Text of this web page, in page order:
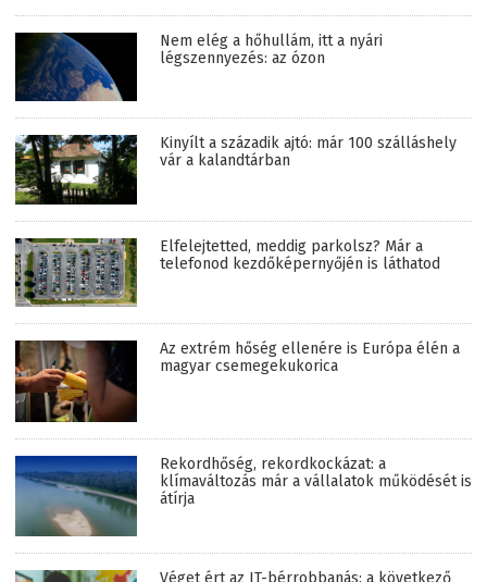
Nem elég a hőhullám, itt a nyári
légszennyezés: az ózon
Kinyílt a századik ajtó: már 100 szálláshely
vár a kalandtárban
Elfelejtetted, meddig parkolsz? Már a
telefonod kezdőképernyőjén is láthatod
Az extrém hőség ellenére is Európa élén a
magyar csemegekukorica
Rekordhőség, rekordkockázat: a
klímaváltozás már a vállalatok működését is
átírja